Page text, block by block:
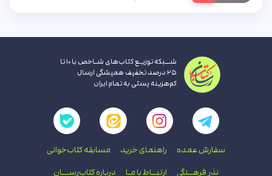
شــبکه توزیـع کتاب‌های شـاخص با ۱۰ تا
۲۵ درصد تخفیف همیشگی ارسال
کم‌هزینه پستی به تمام ایران
سفارش عمده راهنمای‌ خرید مسابقه کتاب‌خوانی
نذر فرهــنگی ارتبــاط با‌ مـا درباره کتاب‌رســـان